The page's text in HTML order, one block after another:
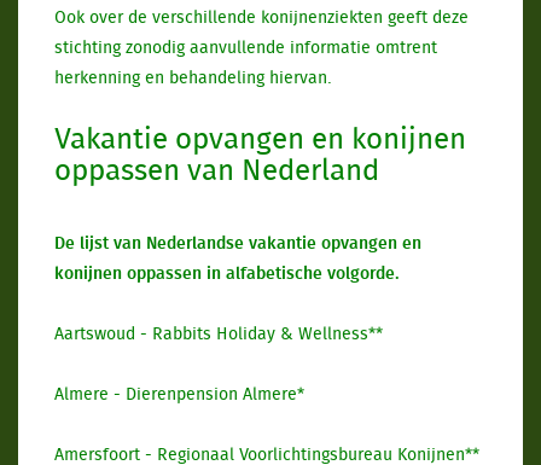
Ook over de verschillende konijnenziekten geeft deze
stichting zonodig aanvullende informatie omtrent
herkenning en behandeling hiervan.
Vakantie opvangen en konijnen
oppassen van Nederland
De lijst van Nederlandse vakantie opvangen en
konijnen oppassen in alfabetische volgorde.
Aartswoud - Rabbits Holiday & Wellness**
Almere - Dierenpension Almere*
Amersfoort - Regionaal Voorlichtingsbureau Konijnen**